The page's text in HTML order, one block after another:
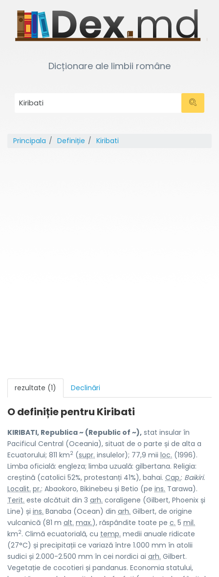
Dicționare ale limbii române
Principala Definiție Kiribati
rezultate (1) Declinări
O definiție pentru Kiribati
KIRIBATI, Republica ~ (Republic of ~), stat insular în
Pacificul Central (Oceania), situat de o parte și de alta a
Ecuatorului; 811 km2 (supr. insulelor); 77,9 mii loc. (1996).
Limba oficială: engleza; limba uzuală: gilbertana. Religia:
creștină (catolici 52%, protestanți 41%), bahai. Cap.: Baikiri.
Localit. pr.: Abaokoro, Bikinebeu și Betio (pe ins. Tarawa).
Terit. este alcătuit din 3 arh. coraligene (Gilbert, Phoenix și
Line) și ins. Banaba (Ocean) din arh. Gilbert, de origine
vulcanică (81 m alt. max.), răspândite toate pe c. 5 mil.
km2. Climă ecuatorială, cu temp. medii anuale ridicate
(27°C) și precipitații ce variază între 1.000 mm în atolii
sudici și 2.000-2.500 mm în cei nordici ai arh. Gilbert.
Vegetație de cocotieri și pandanus. Economia statului,